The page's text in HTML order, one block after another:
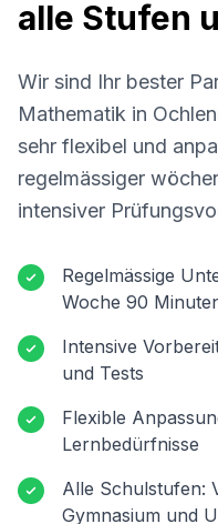
alle Stufen
Wir sind Ihr bester
Mathematik in
sehr flexibel und
regelmässiger
intensiver
Regelmässige
Woche 90
Intensive
und Tests
Flexible
Lernbedürfnisse
Alle Schulstufen:
Gymnasium und